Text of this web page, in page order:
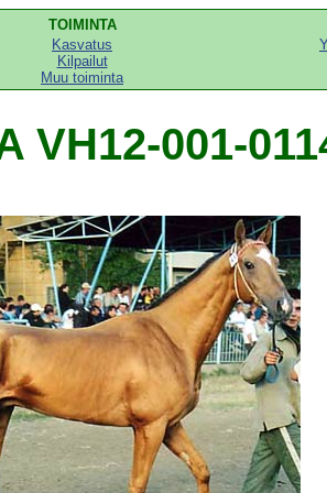
TOIMINTA
Kasvatus
Kilpailut
Muu toiminta
VH12-001-